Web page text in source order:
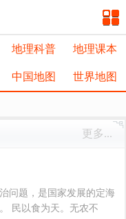
地理科普 地理课本
中国地图 世界地图
更多...
问题，是国家发展的定海
民以食为天。无农不